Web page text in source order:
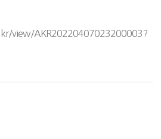
view/AKR20220407023200003?